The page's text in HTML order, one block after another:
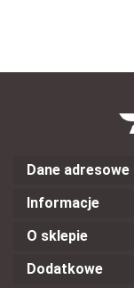
Dane adresowe
Informacje
O sklepie
Dodatkowe